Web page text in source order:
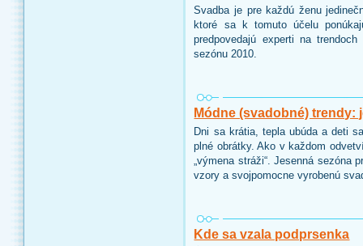
Svadba je pre každú ženu
ktoré sa k tomuto účelu
predpovedajú experti na
sezónu 2010.
Módne (svadobné) trendy:
Dni sa krátia, tepla ubúda a deti
plné obrátky. Ako v každom
„výmena stráži“. Jesenná sezóna
vzory a svojpomocne vyrobenú
Kde sa vzala podprsenka